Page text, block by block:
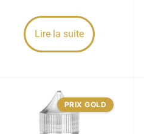
Lire la suite
PRIX GOLD